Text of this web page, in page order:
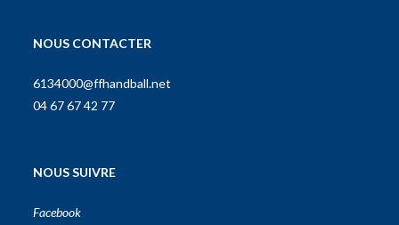
NOUS CONTACTER
6134000@ffhandball.net
04 67 67 42 77
NOUS SUIVRE
Facebook